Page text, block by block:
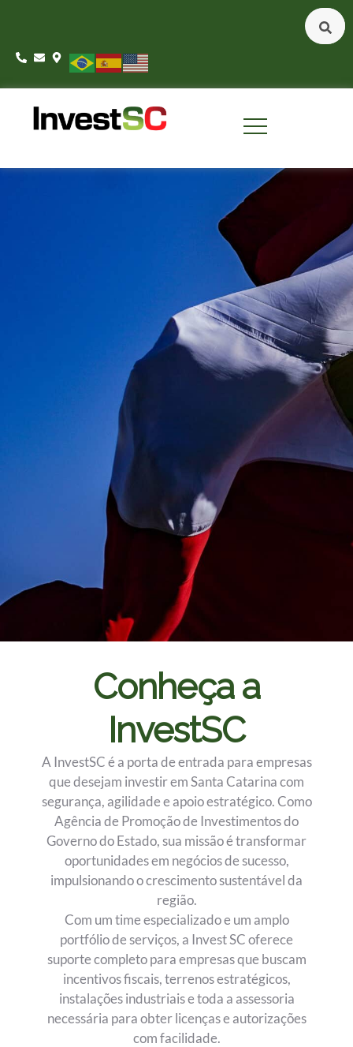
Conheça a
InvestSC
A InvestSC é a porta de entrada para empresas
que desejam investir em Santa Catarina com
segurança, agilidade e apoio estratégico. Como
Agência de Promoção de Investimentos do
Governo do Estado, sua missão é transformar
oportunidades em negócios de sucesso,
impulsionando o crescimento sustentável da
região.
Com um time especializado e um amplo
portfólio de serviços, a Invest SC oferece
suporte completo para empresas que buscam
incentivos fiscais, terrenos estratégicos,
instalações industriais e toda a assessoria
necessária para obter licenças e autorizações
com facilidade.